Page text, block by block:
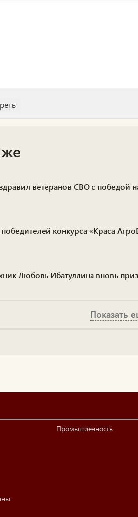
ветеранов СВО с победой
конкурса «Краса
Любовь Ибатуллина вновь
Показать
Промышленность